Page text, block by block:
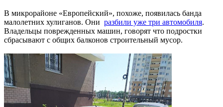
В микрорайоне «Европейский», похоже, появилась банда
малолетних хулиганов. Они разбили уже три автомобиля.
Владельцы поврежденных машин, говорят что подростки
сбрасывают с общих балконов строительный мусор.